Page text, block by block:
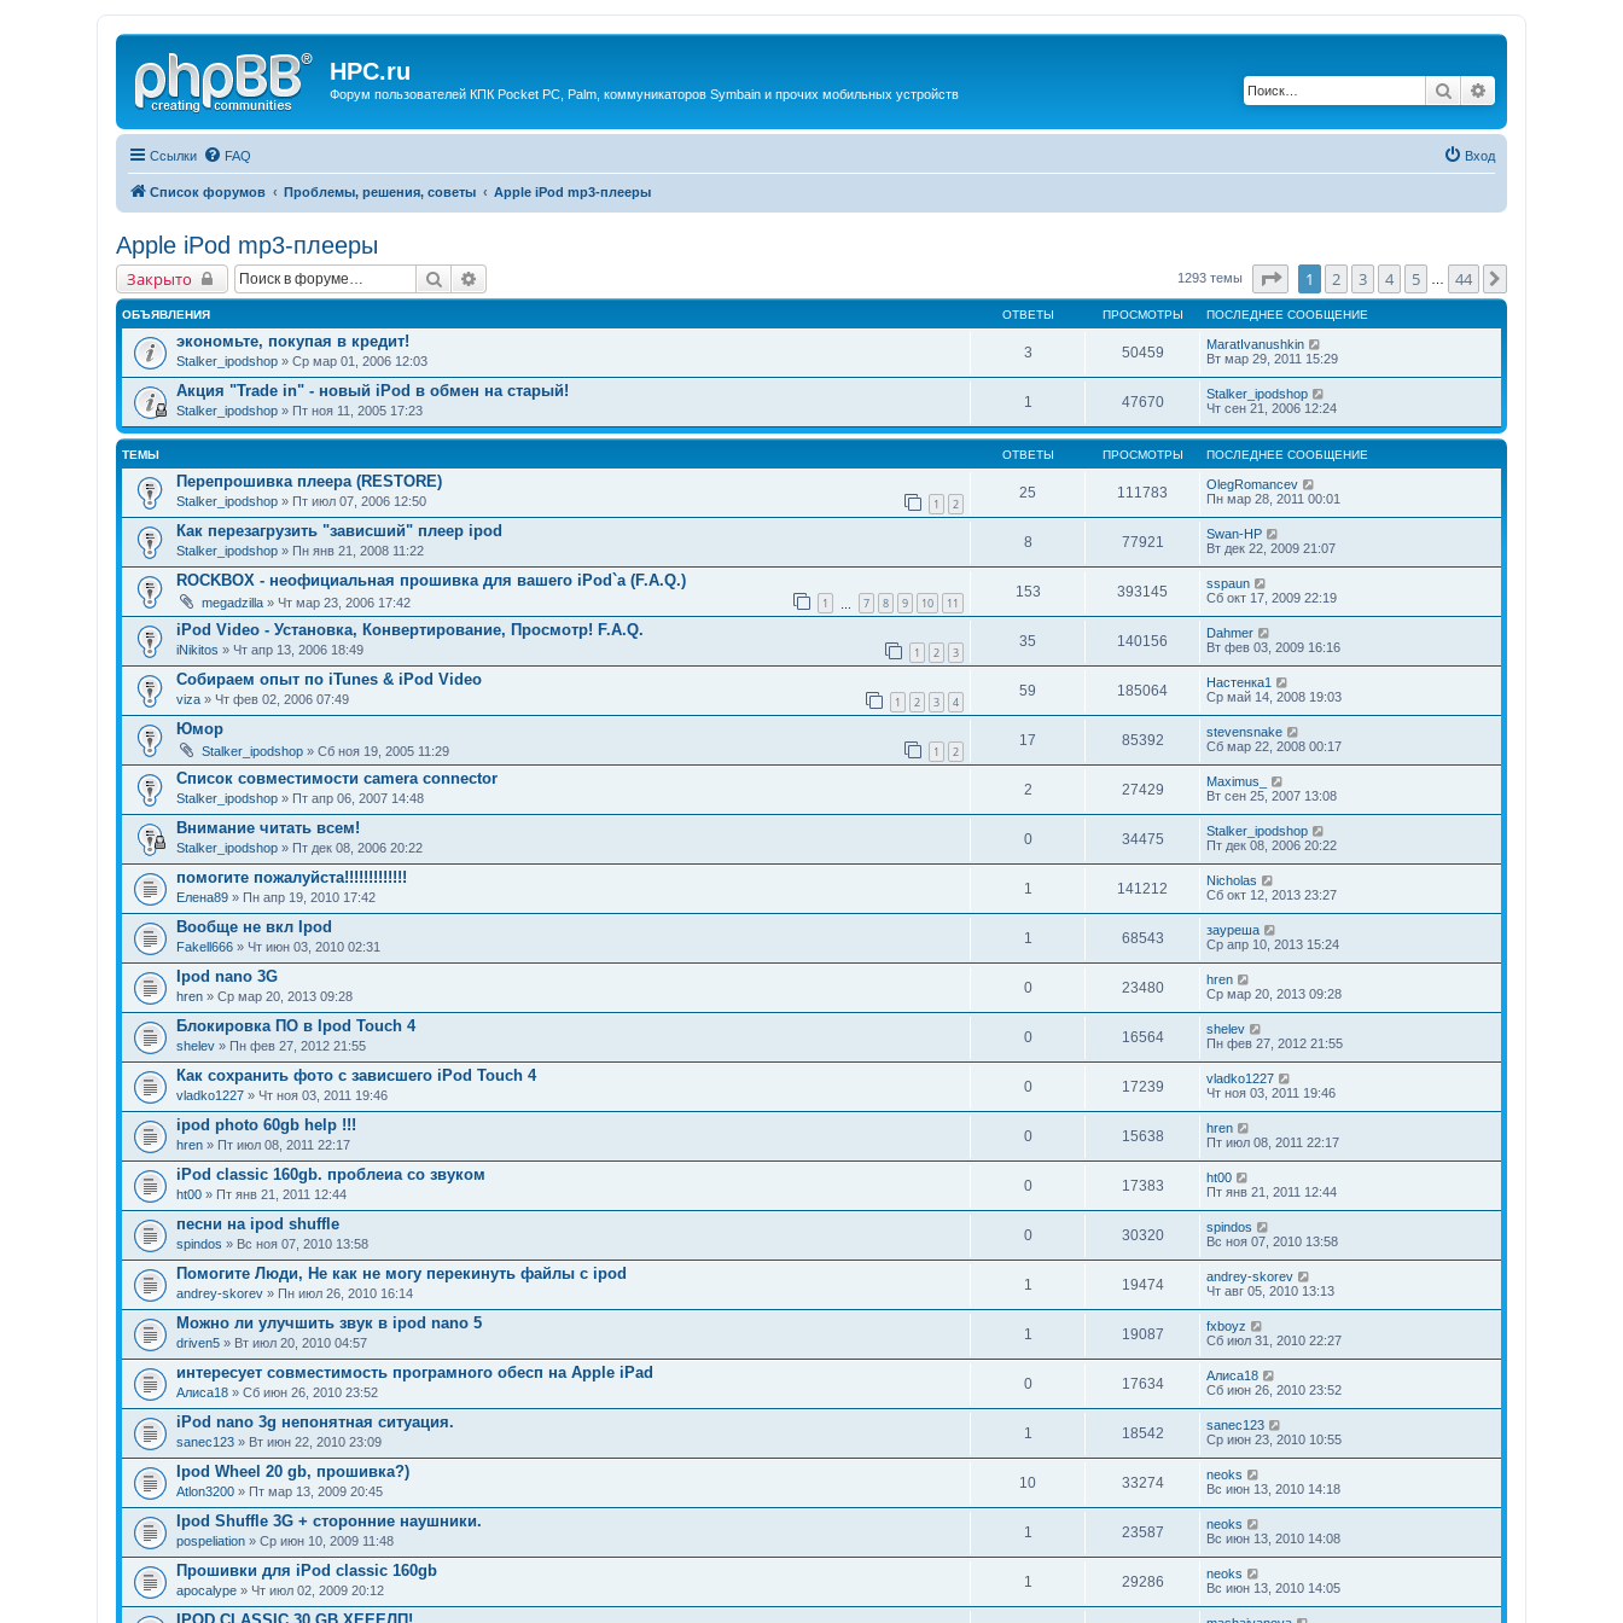
HPC.ru
Форум пользователей КПК Pocket PC, Palm, коммуникаторов Symbain и прочих мобильных устройств Поиск
Ссылки FAQ Вход
Список форумов Проблемы, решения, советы Apple iPod mp3-плееры
Apple iPod mp3-плееры
Закрыто Поиск 1293 темы Страница 1 из44
1 2 3 4 5 44
ОБЪЯВЛЕНИЯ ОТВЕТЫ ПРОСМОТРЫ ПОСЛЕДНЕЕ СООБЩЕНИЕ
экономьте, покупая в кредит!
Stalker_ipodshop » Ср мар 01, 2006 12:03
3 50459
MaratIvanushkin
Вт мар 29, 2011 15:29
Акция "Trade in" - новый iPod в обмен на старый!
Stalker_ipodshop » Пт ноя 11, 2005 17:23
1 47670
Stalker_ipodshop
Чт сен 21, 2006 12:24
ТЕМЫ ОТВЕТЫ ПРОСМОТРЫ ПОСЛЕДНЕЕ СООБЩЕНИЕ
Перепрошивка плеера (RESTORE)
Stalker_ipodshop » Пт июл 07, 2006 12:50 1 2
25 111783
OlegRomancev
Пн мар 28, 2011 00:01
Как перезагрузить "зависший" плеер ipod
Stalker_ipodshop » Пн янв 21, 2008 11:22
8 77921
Swan-HP
Вт дек 22, 2009 21:07
ROCKBOX - неофициальная прошивка для вашего iPod`а (F.A.Q.)
megadzilla » Чт мар 23, 2006 17:42 1 7 8 9 10 11
153 393145
sspaun
Сб окт 17, 2009 22:19
iPod Video - Установка, Конвертирование, Просмотр! F.A.Q.
iNikitos » Чт апр 13, 2006 18:49 1 2 3
35 140156
Dahmer
Вт фев 03, 2009 16:16
Собираем опыт по iTunes & iPod Video
viza » Чт фев 02, 2006 07:49 1 2 3 4
59 185064
Настенка1
Ср май 14, 2008 19:03
Юмор
Stalker_ipodshop » Сб ноя 19, 2005 11:29 1 2
17 85392
stevensnake
Сб мар 22, 2008 00:17
Список совместимости camera connector
Stalker_ipodshop » Пт апр 06, 2007 14:48
2 27429
Maximus_
Вт сен 25, 2007 13:08
Внимание читать всем!
Stalker_ipodshop » Пт дек 08, 2006 20:22
0 34475
Stalker_ipodshop
Пт дек 08, 2006 20:22
помогите пожалуйста!!!!!!!!!!!!!
Елена89 » Пн апр 19, 2010 17:42
1 141212
Nicholas
Сб окт 12, 2013 23:27
Вообще не вкл Ipod
Fakell666 » Чт июн 03, 2010 02:31
1 68543
зауреша
Ср апр 10, 2013 15:24
Ipod nano 3G
hren » Ср мар 20, 2013 09:28
0 23480
hren
Ср мар 20, 2013 09:28
Блокировка ПО в Ipod Touch 4
shelev » Пн фев 27, 2012 21:55
0 16564
shelev
Пн фев 27, 2012 21:55
Как сохранить фото с зависшего iPod Touch 4
vladko1227 » Чт ноя 03, 2011 19:46
0 17239
vladko1227
Чт ноя 03, 2011 19:46
ipod photo 60gb help !!!
hren » Пт июл 08, 2011 22:17
0 15638
hren
Пт июл 08, 2011 22:17
iPod classic 160gb. проблеиа со звуком
ht00 » Пт янв 21, 2011 12:44
0 17383
ht00
Пт янв 21, 2011 12:44
песни на ipod shuffle
spindos » Вс ноя 07, 2010 13:58
0 30320
spindos
Вс ноя 07, 2010 13:58
Помогите Люди, Не как не могу перекинуть файлы с ipod
andrey-skorev » Пн июл 26, 2010 16:14
1 19474
andrey-skorev
Чт авг 05, 2010 13:13
Можно ли улучшить звук в ipod nano 5
driven5 » Вт июл 20, 2010 04:57
1 19087
fxboyz
Сб июл 31, 2010 22:27
интересует совместимость програмного обесп на Apple iPad
Алиса18 » Сб июн 26, 2010 23:52
0 17634
Алиса18
Сб июн 26, 2010 23:52
iPod nano 3g непонятная ситуация.
sanec123 » Вт июн 22, 2010 23:09
1 18542
sanec123
Ср июн 23, 2010 10:55
Ipod Wheel 20 gb, прошивка?)
Atlon3200 » Пт мар 13, 2009 20:45
10 33274
neoks
Вс июн 13, 2010 14:18
Ipod Shuffle 3G + сторонние наушники.
pospeliation » Ср июн 10, 2009 11:48
1 23587
neoks
Вс июн 13, 2010 14:08
Прошивки для iPod classic 160gb
apocalype » Чт июл 02, 2009 20:12
1 29286
neoks
Вс июн 13, 2010 14:05
IPOD CLASSIC 30 GB ХЕЕЕЛП!